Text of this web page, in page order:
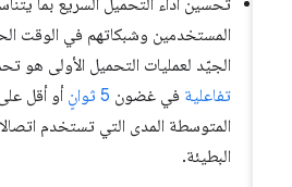
المستخدمين وشبكاتهم في الوقت
الجيّد لعمليات التحميل الأولى هو
تفاعليةفي غضون5 ثوانٍ
أو أقل على
المتوسطة المدى التي تستخدم اتصالات
البطيئة.